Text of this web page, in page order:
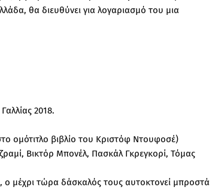
θα διευθύνει για λογαριασμό του μια
2018.
ομότιτλο βιβλίο του Κριστόφ Ντουφοσέ)
Βικτόρ Μπονέλ, Πασκάλ Γκρεγκορί, Τόμας
ο μέχρι τώρα δάσκαλός τους αυτοκτονεί μπροστά